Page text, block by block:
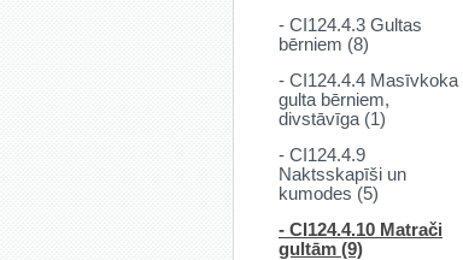
- CI124.4.3 Gultas
bērniem (8)
- CI124.4.4 Masīvkoka
gulta bērniem,
divstāvīga (1)
- CI124.4.9
Naktsskapīši un
kumodes (5)
- CI124.4.10 Matrači
gultām (9)